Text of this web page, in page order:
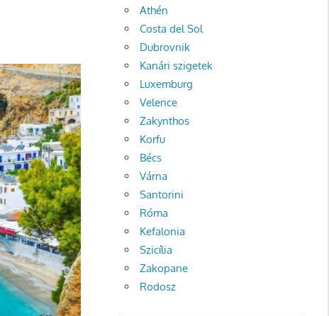
Athén
Costa del Sol
Dubrovnik
Kanári szigetek
Luxemburg
Velence
Zakynthos
Korfu
Bécs
Várna
Santorini
Róma
Kefalonia
Szicília
Zakopane
Rodosz